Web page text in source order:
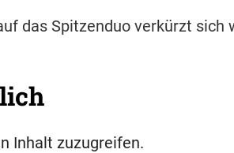
das Spitzenduo verkürzt sich
Inhalt zuzugreifen.